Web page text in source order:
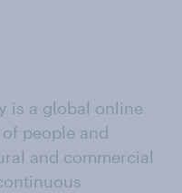
is a global online
people and
and commercial